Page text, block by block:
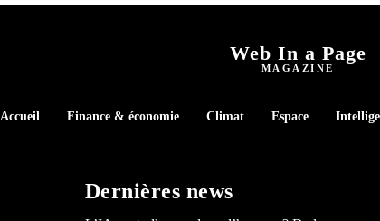
Web In a Page
MAGAZINE
Accueil Finance & économie Climat Espace
Dernières news